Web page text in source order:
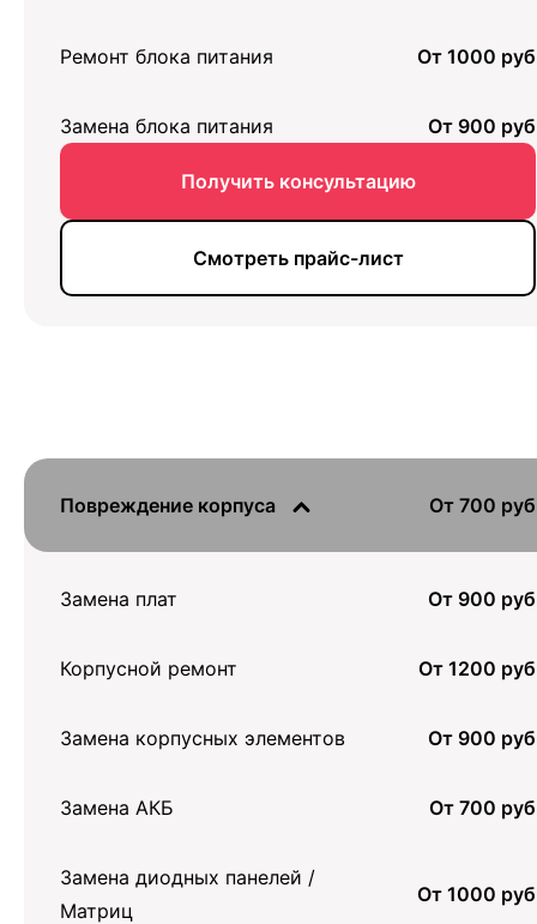
Ремонт блока питания От 1000 руб
Замена блока питания От 900 руб
Получить консультацию
Смотреть прайс-лист
Повреждение корпуса От 700 руб
Замена плат От 900 руб
Корпусной ремонт От 1200 руб
Замена корпусных элементов От 900 руб
Замена АКБ От 700 руб
Замена диодных панелей /
Матриц
От 1000 руб